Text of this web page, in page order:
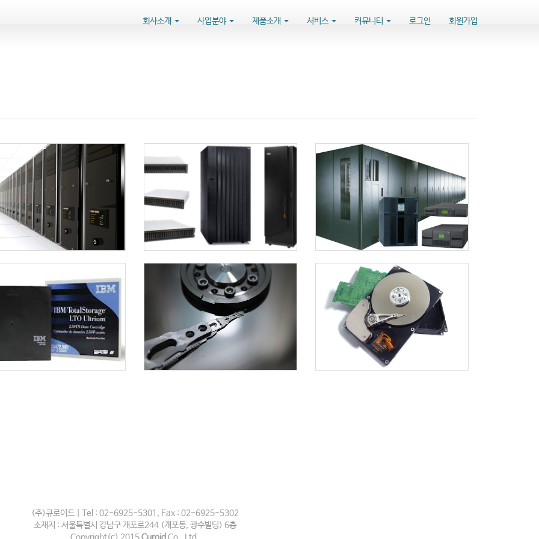
회사소개 사업분야 제품소개 서비스 커뮤니티 로그인 회원가입
(주)큐로이드 | Tel : 02-6925-5301, Fax : 02-6925-5302
소재지 : 서울특별시 강남구 개포로244 (개포동, 광수빌딩) 6층